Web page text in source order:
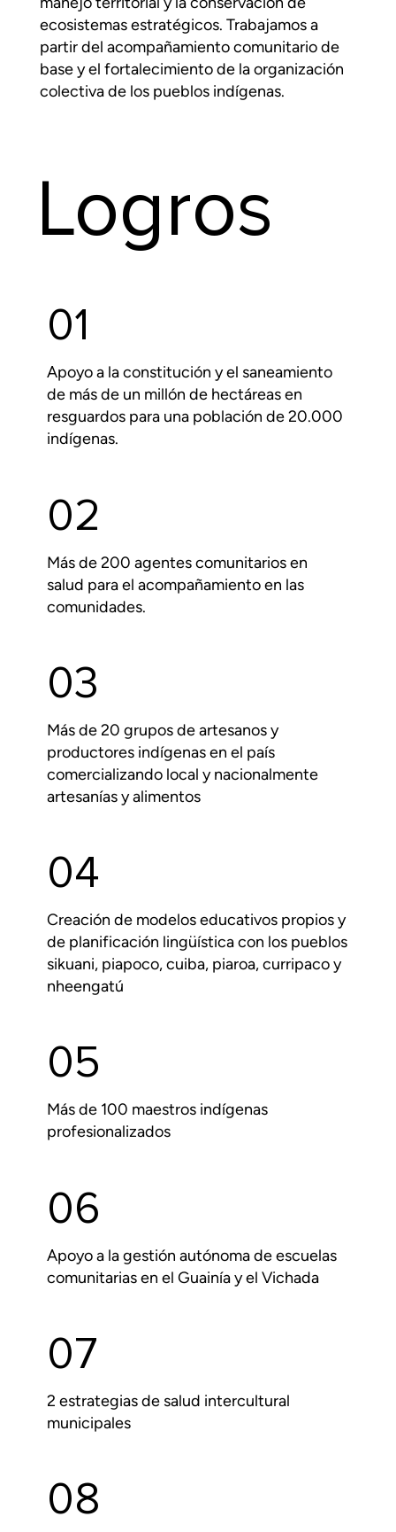
ecosistemas estratégicos. Trabajamos a
partir del acompañamiento comunitario de
base y el fortalecimiento de la organización
colectiva de los pueblos indígenas.
Logros
01
Apoyo a la constitución y el saneamiento
de más de un millón de hectáreas en
resguardos para una población de 20.000
indígenas.
02
Más de 200 agentes comunitarios en
salud para el acompañamiento en las
comunidades.
03
Más de 20 grupos de artesanos y
productores indígenas en el país
comercializando local y nacionalmente
artesanías y alimentos
04
Creación de modelos educativos propios y
de planificación lingüística con los pueblos
sikuani, piapoco, cuiba, piaroa, curripaco y
nheengatú
05
Más de 100 maestros indígenas
profesionalizados
06
Apoyo a la gestión autónoma de escuelas
comunitarias en el Guainía y el Vichada
07
2 estrategias de salud intercultural
municipales
08